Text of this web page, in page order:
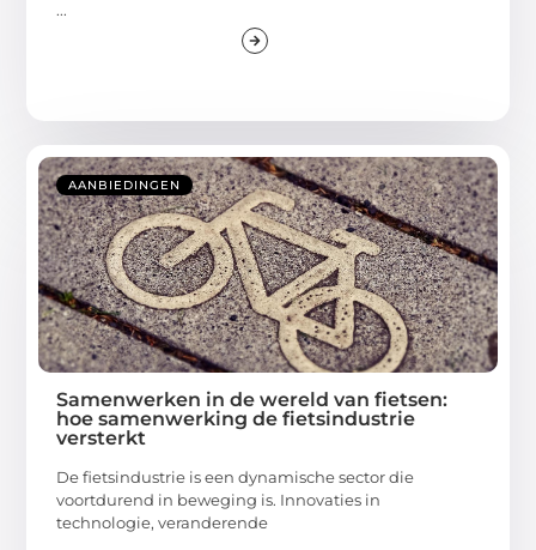
...
AANBIEDINGEN
Samenwerken in de wereld van fietsen:
hoe samenwerking de fietsindustrie
versterkt
De fietsindustrie is een dynamische sector die
voortdurend in beweging is. Innovaties in
technologie, veranderende